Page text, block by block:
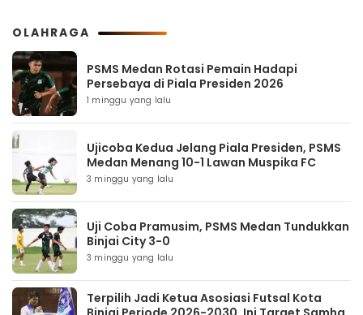
OLAHRAGA
PSMS Medan Rotasi Pemain Hadapi
Persebaya di Piala Presiden 2026
1 minggu yang lalu
Ujicoba Kedua Jelang Piala Presiden, PSMS
Medan Menang 10-1 Lawan Muspika FC
3 minggu yang lalu
Uji Coba Pramusim, PSMS Medan Tundukkan
Binjai City 3-0
3 minggu yang lalu
Terpilih Jadi Ketua Asosiasi Futsal Kota